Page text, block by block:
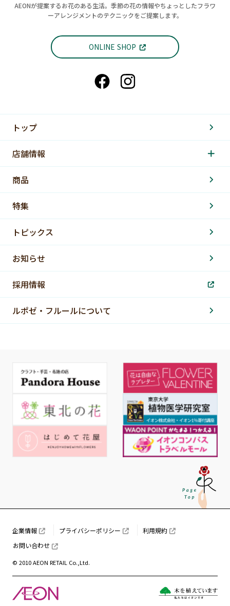
AEONが提案するお花のある生活。季節の花の情報やちょっとしたフラワ
ーアレンジメントのテクニックをご提案します。
ONLINE SHOP
トップ
店舗情報
商品
特集
トピックス
お知らせ
採用情報
ルポゼ・フルールについて
企業情報 プライバシーポリシー
利用規約
お問い合わせ
© 2010 AEON RETAIL Co.,Ltd.